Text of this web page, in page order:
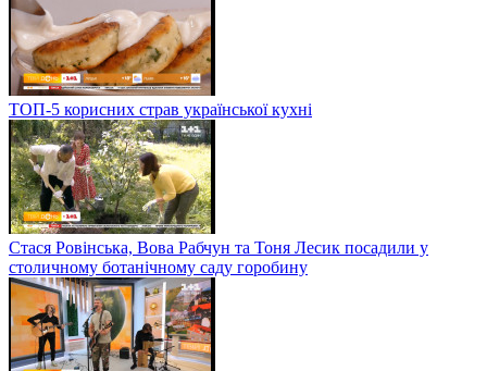
ТОП-5 корисних страв української кухні
Стася Ровінська, Вова Рабчун та Тоня Лесик посадили у
столичному ботанічному саду горобину